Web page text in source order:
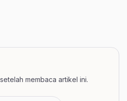
membaca artikel ini.